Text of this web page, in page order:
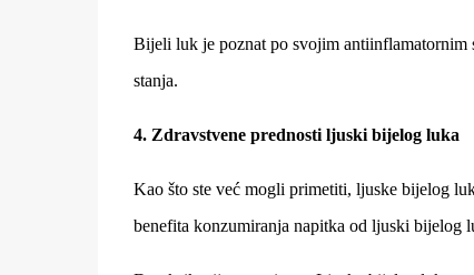
Bijeli luk je poznat po svojim antiinflamatornim
stanja.
4. Zdravstvene prednosti ljuski bijelog luka
Kao što ste već mogli primetiti, ljuske bijelog
benefita konzumiranja napitka od ljuski bijelog